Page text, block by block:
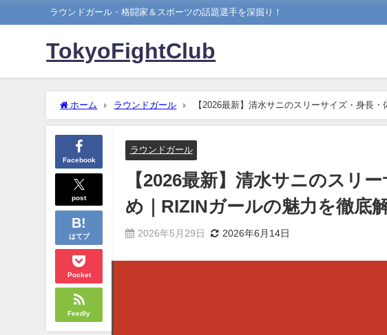
ラウンドガール・格闘家＆スポーツの話題選手を深掘り！
TokyoFightClub
ホーム ラウンドガール 【2026最新】清水サニのスリーサイズ・身長
Facebook
post
はてブ
Pocket
Feedly
ラウンドガール
【2026最新】清水サニのスリ
め｜RIZINガールの魅力を徹底
2026年5月29日 2026年6月14日